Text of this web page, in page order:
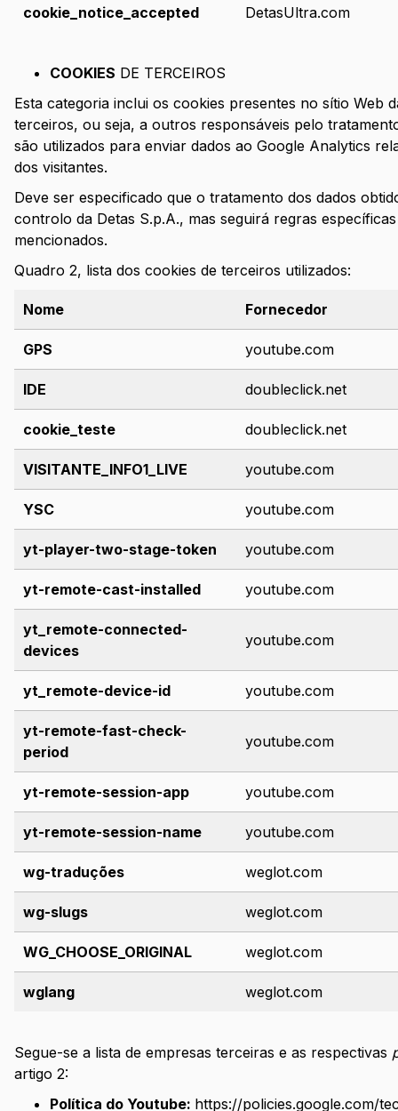
cookie_notice_accepted DetasUltra.com
‍COOKIES DE TERCEIROS
Esta categoria inclui os cookies presentes no sítio Web
terceiros, ou seja, a outros responsáveis pelo
são utilizados para enviar dados ao Google Analytics
dos visitantes.
Deve ser especificado que o tratamento dos dados
controlo da Detas S.p.A., mas seguirá regras
mencionados.
Quadro 2, lista dos cookies de terceiros utilizados:
Nome Fornecedor
GPS youtube.com
IDE doubleclick.net
cookie_teste doubleclick.net
VISITANTE_INFO1_LIVE youtube.com
YSC youtube.com
yt-player-two-stage-token youtube.com
yt-remote-cast-installed youtube.com
yt_remote-connected-
devices
youtube.com
yt_remote-device-id youtube.com
yt-remote-fast-check-
period
youtube.com
yt-remote-session-app youtube.com
yt-remote-session-name youtube.com
wg-traduções weglot.com
wg-slugs weglot.com
WG_CHOOSE_ORIGINAL weglot.com
wglang weglot.com
Segue-se a lista de empresas terceiras e as respectivas
artigo 2:
Política do Youtube: https://policies.google.com/